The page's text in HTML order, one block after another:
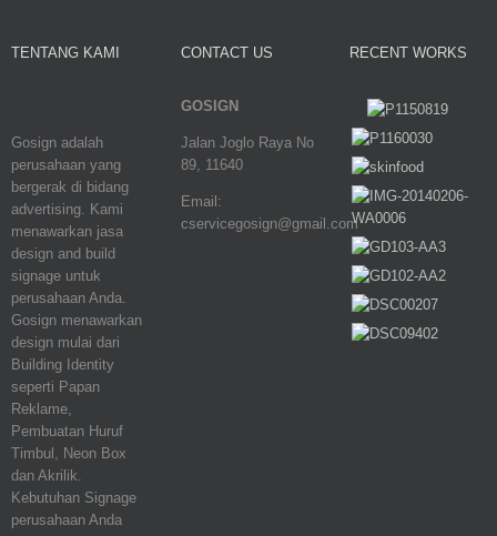
TENTANG KAMI
Gosign adalah
perusahaan yang
bergerak di bidang
advertising. Kami
menawarkan jasa
design and build
signage untuk
perusahaan Anda.
Gosign menawarkan
design mulai dari
Building Identity
seperti Papan
Reklame,
Pembuatan Huruf
Timbul, Neon Box
dan Akrilik.
Kebutuhan Signage
perusahaan Anda
CONTACT US
GOSIGN
Jalan Joglo Raya No
89, 11640
Email:
cservicegosign@gmail.com
RECENT WORKS